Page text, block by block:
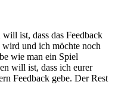
ist, dass das Feedback
und ich möchte noch
wie man ein Spiel
will ist, dass ich eurer
Feedback gebe. Der Rest